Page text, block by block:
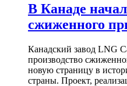
В Канаде
сжиженного
Канадский завод LNG
производство
новую страницу в
страны. Проект,